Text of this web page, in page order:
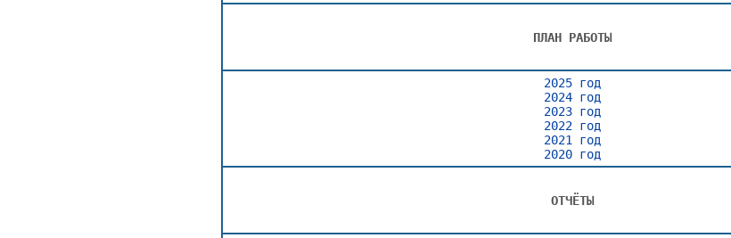
ПЛАН РАБОТЫ
2025 год
2024 год
2023 год
2022 год
2021 год
2020 год
ОТЧЁТЫ